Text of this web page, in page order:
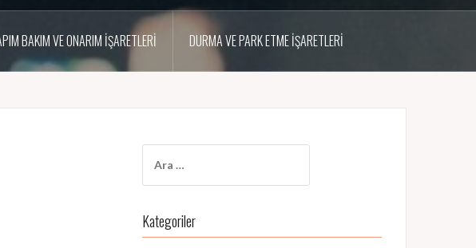
BAKIM VE ONARIM İŞARETLERI DURMA VE PARK ETME İŞARETLERI
Kategoriler